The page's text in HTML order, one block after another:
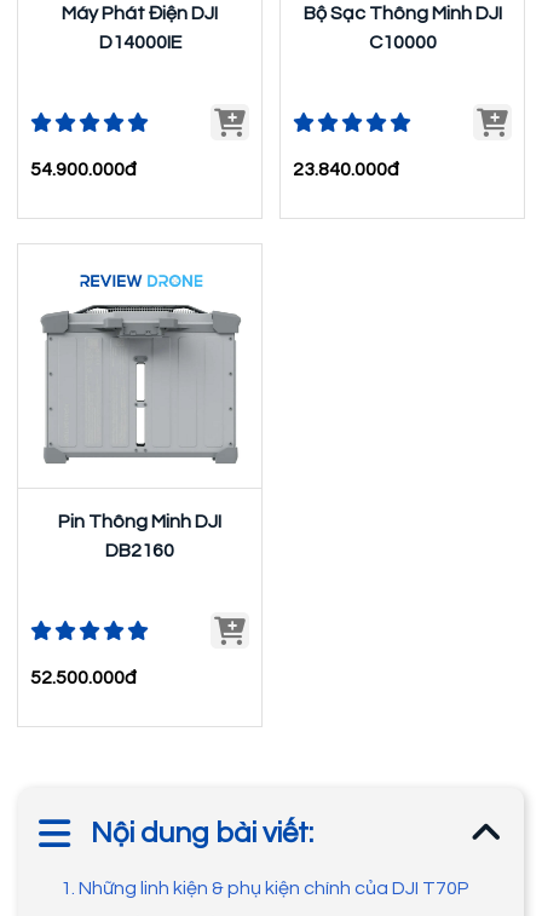
Máy Phát Điện DJI
D14000IE
54.900.000đ
Bộ Sạc Thông Minh DJI
C10000
23.840.000đ
Pin Thông Minh DJI
DB2160
52.500.000đ
Nội dung bài viết:
1. Những linh kiện & phụ kiện chính của DJI T70P